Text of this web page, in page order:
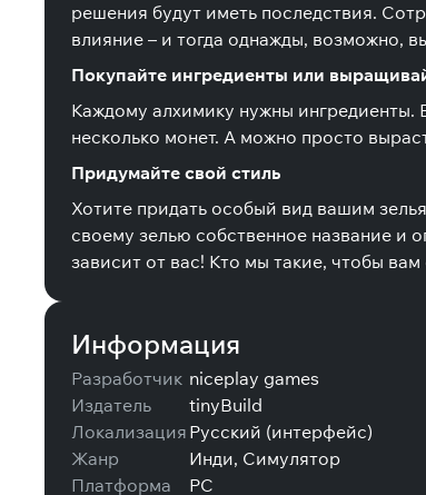
решения будут иметь последствия.
влияние – и тогда однажды, возможно,
Покупайте ингредиенты или
Каждому алхимику нужны ингредиенты.
несколько монет. А можно просто
Придумайте свой стиль
Хотите придать особый вид вашим
своему зелью собственное название и
зависит от вас! Кто мы такие, чтобы вам
Информация
Разработчик niceplay games
Издатель
tinyBuild
Локализация Русский (интерфейс)
Жанр
Инди, Симулятор
Платформа
PC